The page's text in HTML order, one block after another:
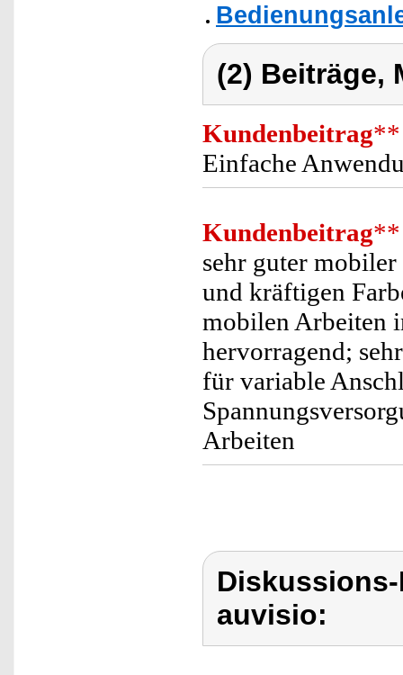
(2) Beiträge,
Kundenbeitrag**
Einfache
Kundenbeitrag**
sehr guter
und kräftigen
mobilen Arbeiten
hervorragend;
für variable
Arbeiten
auvisio: